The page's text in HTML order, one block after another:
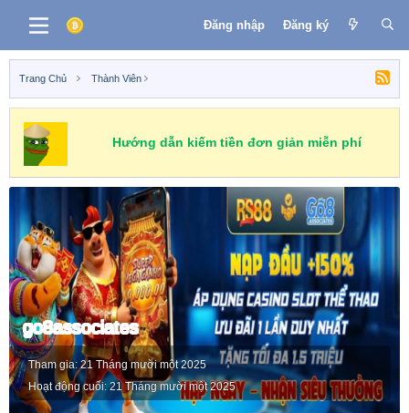
Đăng nhập Đăng ký
Trang Chủ Thành Viên
Hướng dẫn kiếm tiền đơn giản miễn phí
go8associates
Tham gia 21 Tháng mười một 2025
Hoạt động cuối 21 Tháng mười một 2025